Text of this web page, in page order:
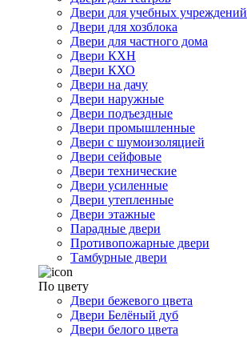
Двери для учебных учреждений
Двери для хозблока
Двери для частного дома
Двери КХН
Двери КХО
Двери на дачу
Двери наружные
Двери подъездные
Двери промышленные
Двери с шумоизоляцией
Двери сейфовые
Двери технические
Двери усиленные
Двери утепленные
Двери этажные
Парадные двери
Противопожарные двери
Тамбурные двери
По цвету
Двери бежевого цвета
Двери Белёный дуб
Двери белого цвета